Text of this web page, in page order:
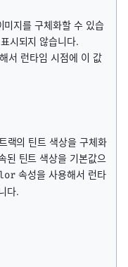
지를 구체화할 수 있습
시되지 않습니다.
서 런타임 시점에 이 값
랙의 틴트 색상을 구체화
된 틴트 색상을 기본값으
속성을 사용해서 런타
다.